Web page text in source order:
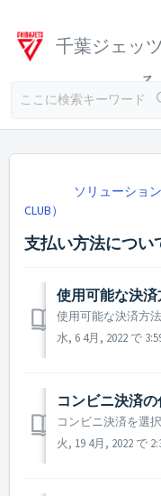
千葉ジェッ
ソリューショ
CLUB）
支払い方法につい
使用可能な決済
水, 6 4月, 2022 で
コンビニ決済の
火, 19 4月, 2022 で